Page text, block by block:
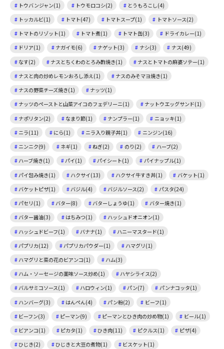
トウバンジャン(1)
トウモロコシ(2)
とうもろこし(4)
トッカルビ(1)
トマト(47) トマトスープ(1)
トマトソース(2)
トマトのリゾット(1)
トマト煮(1) トマト缶(3)
ドライカレー(1)
ドリア(1)
ナガイモ(6) ナゲット(3) ナシ(3)
ナス(49)
なす(2)
ナスとちくわのとろみ酢焼き(1)
ナスとトマトの麻婆ソテー(1)
ナスと肉の炒めレモンおろし添え(1)
ナスのみそマヨ焼き(1)
ナスの野菜チーズ焼き(1)
ナッツ(1)
ナッツのペーストと山菜アイコのフェデリーニ(1)
ナットウエッグサンド(1)
ナポリタン(2)
なまり節(1) ナンプラー(1)
ニョッキ(1)
ニラ(11)
にら(1) ニラ入り親子丼(1)
ニンジン(16)
ニンニク(9)
ネギ(1) ねぎ(2) のり(2)
ハーブ(2)
ハーブ焼き(1)
パイ(1) パイシート(1)
パイナップル(1)
パイ包み焼き(1)
ハクサイ(13) ハクサイ牛すき丼(1)
バケット(1)
バケットピザ(1)
バジル(4) バジルソース(2)
パスタ(24)
パセリ(1)
バター(8) バターしょうゆ(1)
バター焼き(1)
バター醤油(3)
はちみつ(1)
ハッシュドオニオン(1)
ハッシュドビーフ(1)
バナナ(1)
ハニーマスタード(1)
パプリカ(12)
パプリカパウダー(1)
ハマグリ(1)
ハマグリと菜の花のビアンコ(1)
ハム(3)
ハム・ソーセージの薬味ソース炒め(1)
ハヤシライス(2)
バルサミコソース(1)
ハロウィン(1) パン(7)
パンナコッタ(1)
ハンバーグ(3)
はんぺん(4) パン粉(2)
ビーフ(1)
ビーフン(3)
ピーマン(9) ピーマンとひき肉の炒め物(1)
ビール(1)
ビアンコ(1)
ピカタ(1) ひき肉(11) ピクルス(1)
ピザ(4)
ひじき(2)
ひじきと大豆の煮物(1)
ビスケット(1)